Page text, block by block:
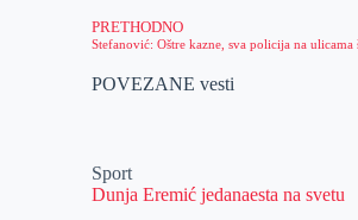
PRETHODNO
Stefanović: Oštre kazne, sva policija na ulicama
POVEZANE vesti
Sport
Dunja Eremić jedanaesta na svetu